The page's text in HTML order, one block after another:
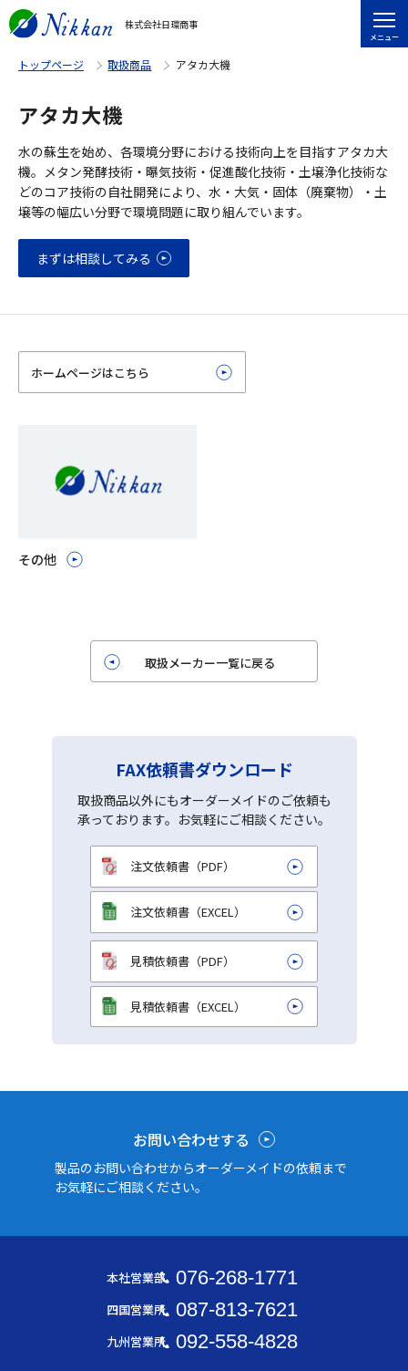
株式会社日環商事
メニュー
トップページ 取扱商品 アタカ大機
アタカ大機
水の蘇生を始め、各環境分野における技術向上を目指すアタカ大
機。メタン発酵技術・曝気技術・促進酸化技術・土壌浄化技術な
どのコア技術の自社開発により、水・大気・固体（廃棄物）・土
壌等の幅広い分野で環境問題に取り組んでいます。
まずは相談してみる
ホームページはこちら
その他
取扱メーカー一覧に戻る
FAX依頼書ダウンロード
取扱商品以外にもオーダーメイドのご依頼も
承っております。お気軽にご相談ください。
注文依頼書（PDF）
注文依頼書（EXCEL）
見積依頼書（PDF）
見積依頼書（EXCEL）
お問い合わせする
製品のお問い合わせからオーダーメイドの依頼まで
お気軽にご相談ください。
本社営業部 076-268-1771
四国営業所 087-813-7621
九州営業所 092-558-4828